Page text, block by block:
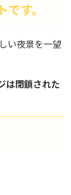
す。
い夜景を一望
は閉鎖された